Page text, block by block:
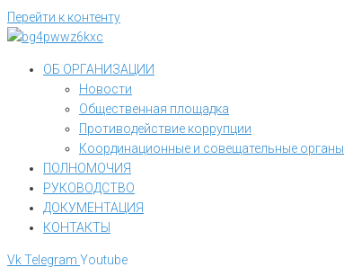
Перейти к контенту
ОБ ОРГАНИЗАЦИИ
Новости
Общественная площадка
Противодействие коррупции
Координационные и совещательные органы
ПОЛНОМОЧИЯ
РУКОВОДСТВО
ДОКУМЕНТАЦИЯ
КОНТАКТЫ
VkTelegram Youtube